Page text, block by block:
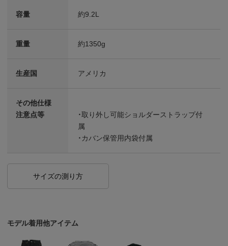
容量 約9.2L
重量 約1350g
生産国 アメリカ
その他仕様
注意点等
・取り外し可能ショルダーストラップ付
属
・カバン保管用内袋付属
サイズの測り方
モデル着用他アイテム